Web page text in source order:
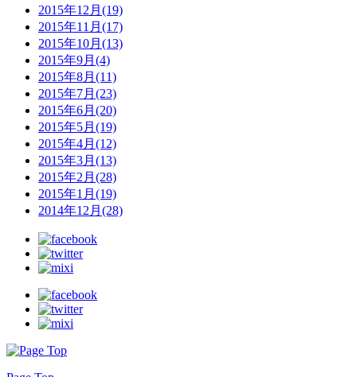
2015年12月(19)
2015年11月(17)
2015年10月(13)
2015年9月(4)
2015年8月(11)
2015年7月(23)
2015年6月(20)
2015年5月(19)
2015年4月(12)
2015年3月(13)
2015年2月(28)
2015年1月(19)
2014年12月(28)